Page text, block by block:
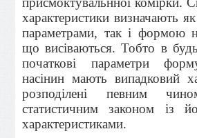
характеристики визначають
параметрами, так і формою
що висіваються. Тобто в
початкові параметри
насінин мають випадковий
розподілені певним
статистичним законом із
характеристиками.